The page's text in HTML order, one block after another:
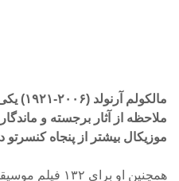
ملاحظه از آثار برجسته و
موزیکال بیشتر از پنجاه